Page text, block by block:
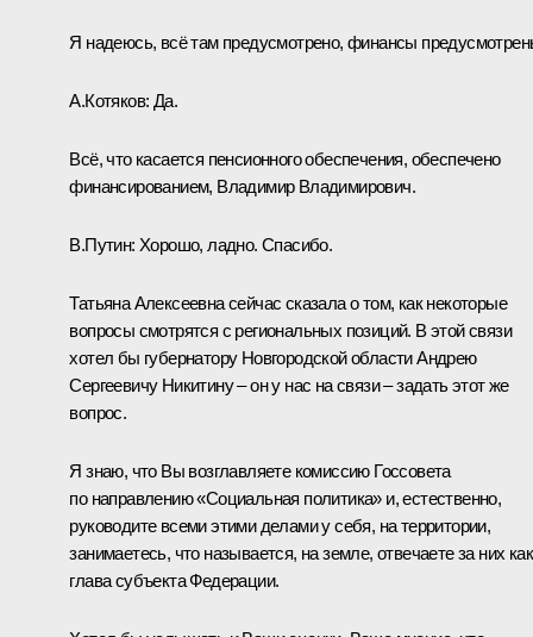
Я надеюсь, всё там предусмотрено, финансы
А.Котяков: Да.
Всё, что касается пенсионного обеспечения, обеспечено
финансированием, Владимир Владимирович.
В.Путин: Хорошо, ладно. Спасибо.
Татьяна Алексеевна сейчас сказала о том, как некоторые
вопросы смотрятся с региональных позиций. В этой связи
хотел бы губернатору Новгородской области Андрею
Сергеевичу Никитину – он у нас на связи – задать этот же
вопрос.
Я знаю, что Вы возглавляете комиссию Госсовета
по направлению «Социальная политика» и, естественно,
руководите всеми этими делами у себя, на территории,
занимаетесь, что называется, на земле, отвечаете за них как
глава субъекта Федерации.